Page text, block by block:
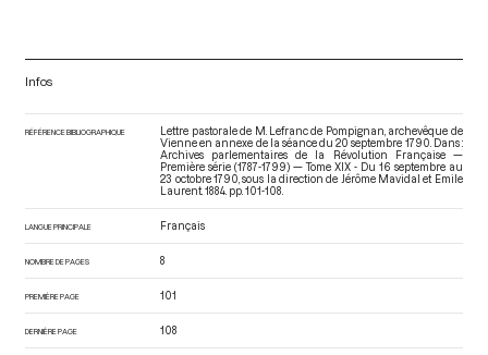
Infos
RÉFÉRENCE BIBLIOGRAPHIQUE
Lettre pastorale de M. Lefranc de Pompignan, archevêque de
Vienne en annexe de la séance du 20 septembre 1790. Dans :
Archives parlementaires de la Révolution Française —
Première série (1787-1799) — Tome XIX - Du 16 septembre au
23 octobre 1790 , sous la direction de Jérôme Mavidal et Emile
Laurent. 1884. pp. 101-108.
LANGUE PRINCIPALE Français
NOMBRE DE PAGES 8
PREMIÈRE PAGE 101
DERNIÈRE PAGE 108